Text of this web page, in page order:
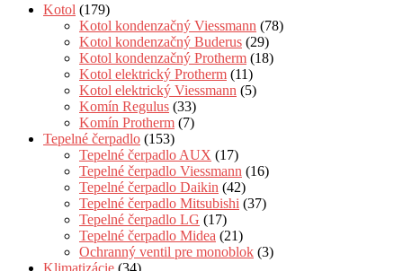
Kotol (179)
Kotol kondenzačný Viessmann (78)
Kotol kondenzačný Buderus (29)
Kotol kondenzačný Protherm (18)
Kotol elektrický Protherm (11)
Kotol elektrický Viessmann (5)
Komín Regulus (33)
Komín Protherm (7)
Tepelné čerpadlo (153)
Tepelné čerpadlo AUX (17)
Tepelné čerpadlo Viessmann (16)
Tepelné čerpadlo Daikin (42)
Tepelné čerpadlo Mitsubishi (37)
Tepelné čerpadlo LG (17)
Tepelné čerpadlo Midea (21)
Ochranný ventil pre monoblok (3)
Klimatizácie (34)